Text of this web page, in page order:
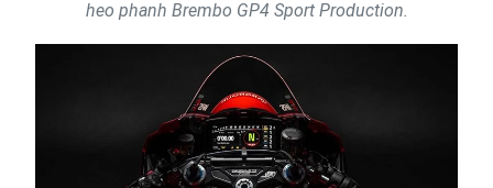
heo phanh Brembo GP4 Sport Production.